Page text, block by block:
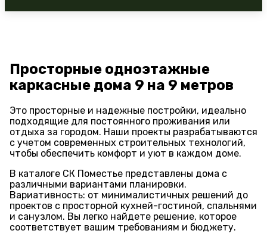
Просторные одноэтажные
каркасные дома 9 на 9 метров
Это просторные и надежные постройки, идеально
подходящие для постоянного проживания или
отдыха за городом. Наши проекты разрабатываются
с учетом современных строительных технологий,
чтобы обеспечить комфорт и уют в каждом доме.
В каталоге СК Поместье представлены дома с
различными вариантами планировки.
Вариативность: от минималистичных решений до
проектов с просторной кухней-гостиной, спальнями
и санузлом. Вы легко найдете решение, которое
соответствует вашим требованиям и бюджету.